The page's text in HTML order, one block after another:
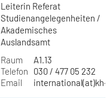
Leiterin Referat
Studienangelegenheiten /
Akademisches
Auslandsamt
Raum
A1.13
Telefon
030 / 477 05 232
Email
international(at)kh-